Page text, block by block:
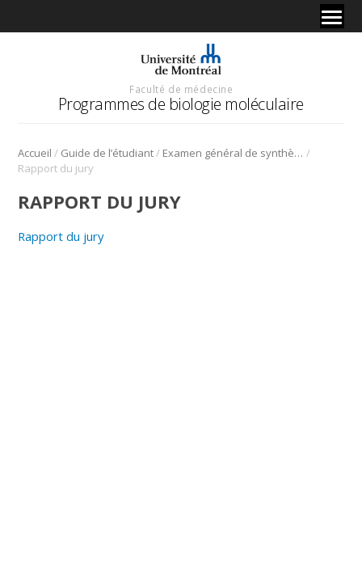
Faculté de médecine
Programmes de biologie moléculaire
Accueil / Guide de l’étudiant/ Examen général de synthèse /
Rapport du jury
RAPPORT DU JURY
Rapport du jury